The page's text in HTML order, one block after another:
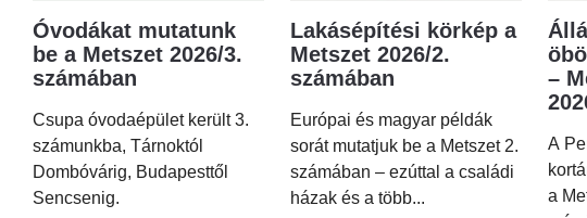
Óvodákat mutatunk
be a Metszet 2026/3.
számában
Csupa óvodaépület került 3.
számunkba, Tárnoktól
Dombóvárig, Budapesttől
Sencsenig.
Lakásépítési körkép a
Metszet 2026/2.
számában
Európai és magyar példák
sorát mutatjuk be a Metszet 2.
számában – ezúttal a családi
házak és a több...
–
A
a